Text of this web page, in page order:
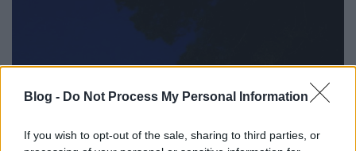
Blog - Do Not Process My Personal Information
If you wish to opt-out of the sale, sharing to third parties, or